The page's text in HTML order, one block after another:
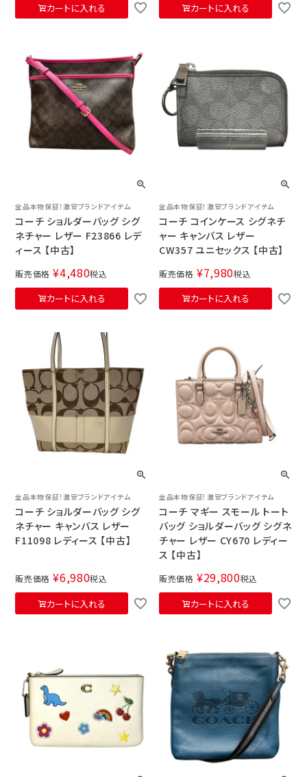
カートに入れる カートに入れる
全品本物保証！激安ブランドアイテム
コーチ ショルダーバッグ シグ
ネチャー レザー F23866 レデ
ィース 【中古】
販売価格 ¥4,480税込
カートに入れる
全品本物保証！激安ブランドアイテム
コーチ コインケース シグネチ
ャー キャンバス レザー
CW357 ユニセックス 【中古】
販売価格 ¥7,980税込
カートに入れる
全品本物保証！激安ブランドアイテム
コーチ ショルダーバッグ シグ
ネチャー キャンバス レザー
F11098 レディース 【中古】
販売価格 ¥6,980税込
カートに入れる
全品本物保証！激安ブランドアイテム
コーチ マギー スモール トート
バッグ ショルダーバッグ シグネ
チャー レザー CY670 レディー
ス 【中古】
販売価格 ¥29,800税込
カートに入れる